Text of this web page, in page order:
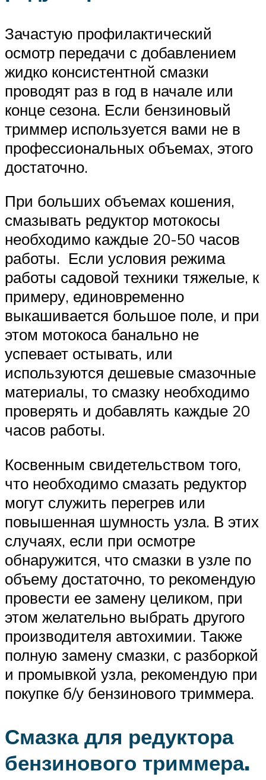
Зачастую профилактический
осмотр передачи с добавлением
жидко консистентной смазки
проводят раз в год в начале или
конце сезона. Если бензиновый
триммер используется вами не в
профессиональных объемах, этого
достаточно.
При больших объемах кошения,
смазывать редуктор мотокосы
необходимо каждые 20-50 часов
работы. Если условия режима
работы садовой техники тяжелые, к
примеру, единовременно
выкашивается большое поле, и при
этом мотокоса банально не
успевает остывать, или
используются дешевые смазочные
материалы, то смазку необходимо
проверять и добавлять каждые 20
часов работы.
Косвенным свидетельством того,
что необходимо смазать редуктор
могут служить перегрев или
повышенная шумность узла. В этих
случаях, если при осмотре
обнаружится, что смазки в узле по
объему достаточно, то рекомендую
провести ее замену целиком, при
этом желательно выбрать другого
производителя автохимии. Также
полную замену смазки, с разборкой
и промывкой узла, рекомендую при
покупке б/у бензинового триммера.
Смазка для редуктора
бензинового триммера.